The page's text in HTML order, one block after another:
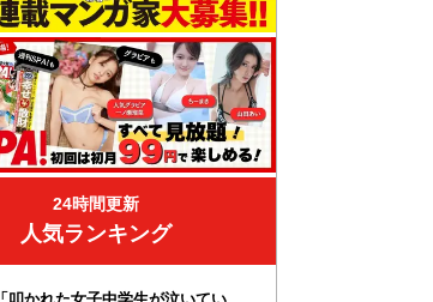
24時間更新
人気ランキング